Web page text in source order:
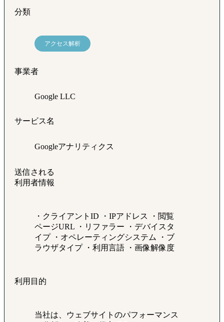
分類
アクセス解析
事業者
Google LLC
サービス名
Googleアナリティクス
送信される
利用者情報
・クライアントID ・IPアドレス ・閲覧
ページURL ・リファラー ・デバイスタ
イプ ・オペレーティングシステム ・ブ
ラウザタイプ ・利用言語 ・画像解像度
利用目的
当社は、ウェブサイトのパフォーマンス